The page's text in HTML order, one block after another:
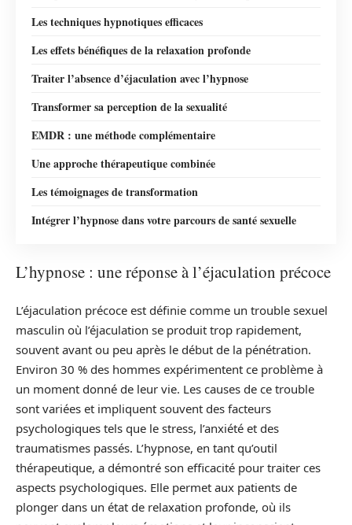
Les techniques hypnotiques efficaces
Les effets bénéfiques de la relaxation profonde
Traiter l’absence d’éjaculation avec l’hypnose
Transformer sa perception de la sexualité
EMDR : une méthode complémentaire
Une approche thérapeutique combinée
Les témoignages de transformation
Intégrer l’hypnose dans votre parcours de santé sexuelle
L’hypnose : une réponse à l’éjaculation précoce
L’éjaculation précoce est définie comme un trouble sexuel
masculin où l’éjaculation se produit trop rapidement,
souvent avant ou peu après le début de la pénétration.
Environ 30 % des hommes expérimentent ce problème à
un moment donné de leur vie. Les causes de ce trouble
sont variées et impliquent souvent des facteurs
psychologiques tels que le stress, l’anxiété et des
traumatismes passés. L’hypnose, en tant qu’outil
thérapeutique, a démontré son efficacité pour traiter ces
aspects psychologiques. Elle permet aux patients de
plonger dans un état de relaxation profonde, où ils